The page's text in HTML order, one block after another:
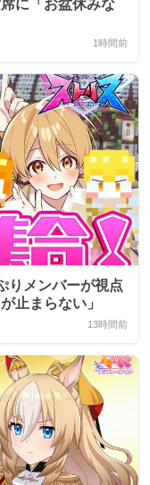
に「お盆休みな
1時間前
りメンバーが視点
止まらない」
13時間前